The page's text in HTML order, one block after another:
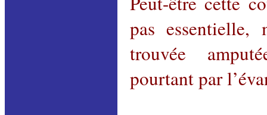
pas essentielle,
trouvée
pourtant par